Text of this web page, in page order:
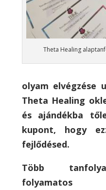
Theta Healing
olyam elvégzése
Theta Healing
és ajándékba
kupont, hogy
fejlődésed.
Több